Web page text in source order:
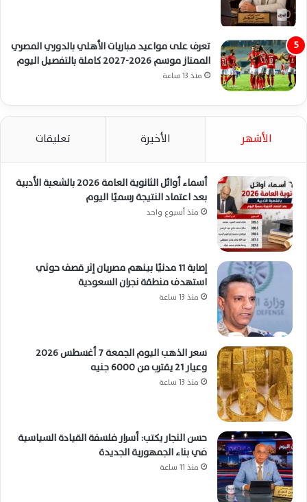
تعرف على مواعيد مباريات الأهلي بالدوري المصري
الممتاز موسم 2026-2027 كاملة بالتفصيل اليوم
منذ 13 ساعة
الأشهر الأخيرة تعليقات
أسماء أوائل الثانوية العامة 2026 بالشعبة الأدبية
بعد اعتماد النتيجة رسميًا اليوم
منذ أسبوع واحد
إصابة 11 مدنيًا بينهم مصريان إثر قصف حوثي
استهدف منطقة نجران السعودية
منذ 13 ساعة
سعر الذهب اليوم الجمعة 7 أغسطس 2026
وعيار 21 يقترب من 6000 جنيه
منذ 13 ساعة
حسن النجار يكتب: أسرار فلسفة القيادة السياسية
في بناء الجمهورية الجديدة
منذ 11 ساعة